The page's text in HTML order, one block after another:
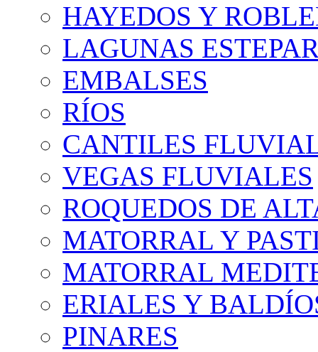
HAYEDOS Y
LAGUNAS
EMBALSES
RÍOS
CANTILES
VEGAS FLUVIALES
ROQUEDOS DE
MATORRAL Y
MATORRAL
ERIALES Y
PINARES